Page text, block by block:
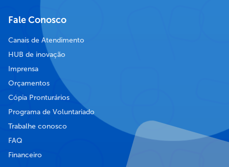
Fale Conosco
Canais de Atendimento
HUB de inovação
Imprensa
Orçamentos
Cópia Pronturários
Programa de Voluntariado
Trabalhe conosco
FAQ
Financeiro